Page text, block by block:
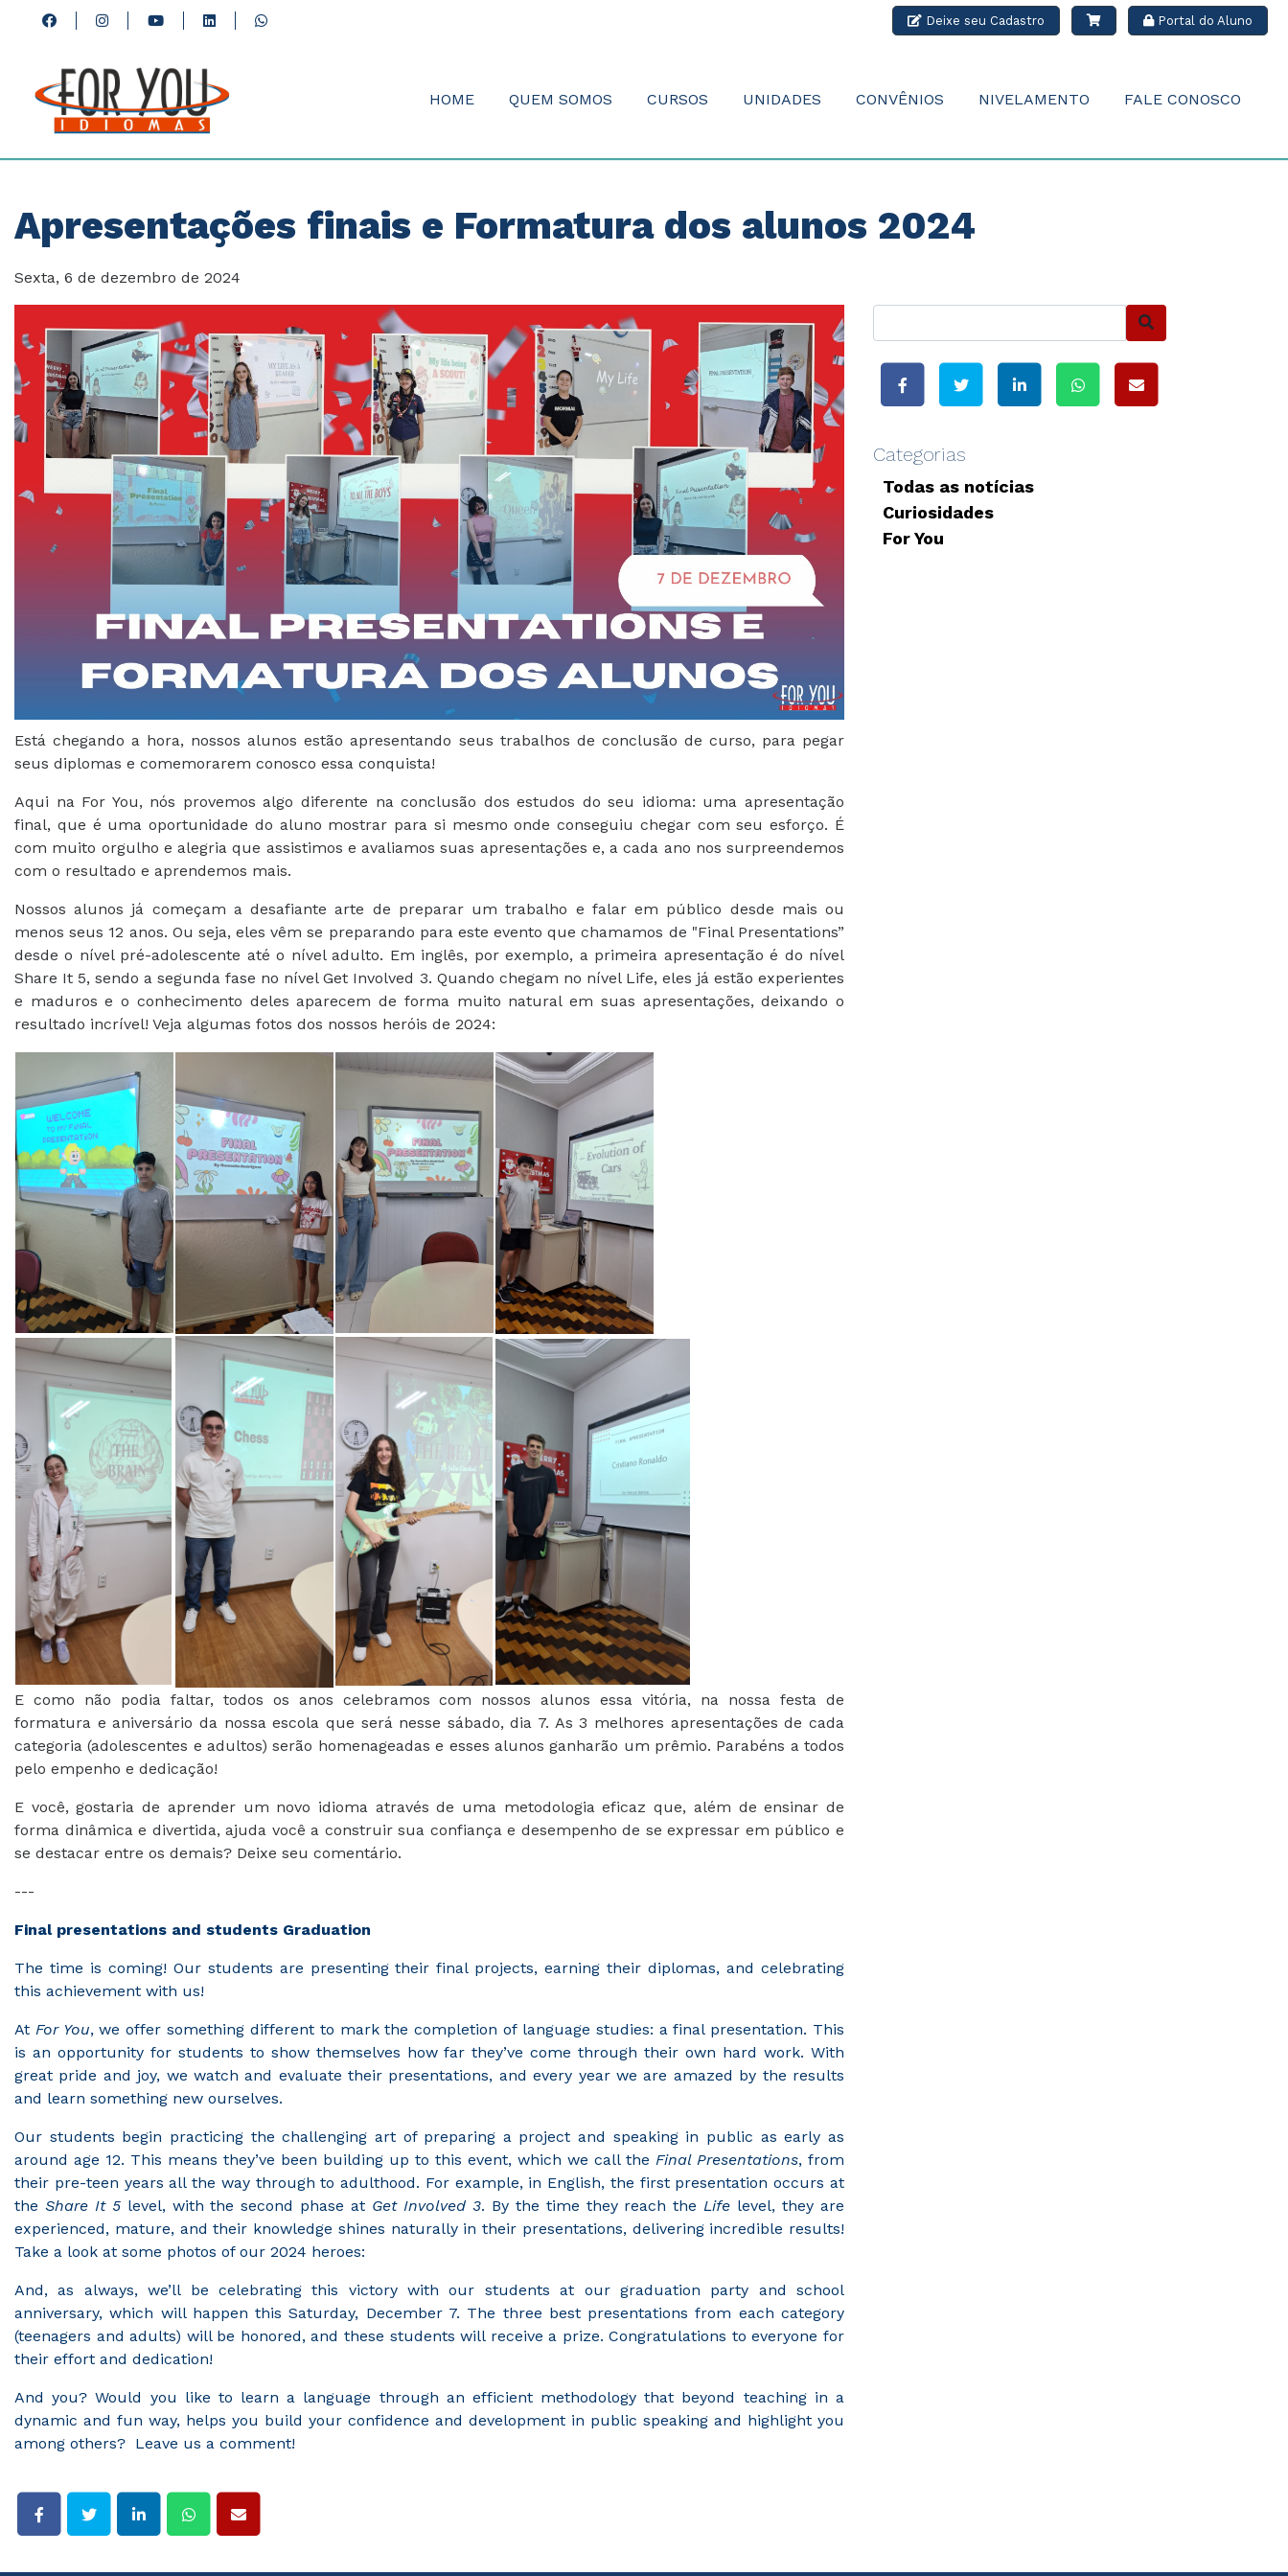
Deixe seu Cadastro Portal do Aluno
HOME QUEM SOMOS CURSOS UNIDADES CONVÊNIOS NIVELAMENTO FALE CONOSCO
Apresentações finais e Formatura dos alunos 2024
Sexta, 6 de dezembro de 2024
Está chegando a hora, nossos alunos estão apresentando seus trabalhos de conclusão de curso, para pegar
seus diplomas e comemorarem conosco essa conquista!
Aqui na For You, nós provemos algo diferente na conclusão dos estudos do seu idioma: uma apresentação
final, que é uma oportunidade do aluno mostrar para si mesmo onde conseguiu chegar com seu esforço. É
com muito orgulho e alegria que assistimos e avaliamos suas apresentações e, a cada ano nos surpreendemos
com o resultado e aprendemos mais.
Nossos alunos já começam a desafiante arte de preparar um trabalho e falar em público desde mais ou
menos seus 12 anos. Ou seja, eles vêm se preparando para este evento que chamamos de "Final Presentations”
desde o nível pré-adolescente até o nível adulto. Em inglês, por exemplo, a primeira apresentação é do nível
Share It 5, sendo a segunda fase no nível Get Involved 3. Quando chegam no nível Life, eles já estão experientes
e maduros e o conhecimento deles aparecem de forma muito natural em suas apresentações, deixando o
resultado incrível! Veja algumas fotos dos nossos heróis de 2024:
E como não podia faltar, todos os anos celebramos com nossos alunos essa vitória, na nossa festa de
formatura e aniversário da nossa escola que será nesse sábado, dia 7. As 3 melhores apresentações de cada
categoria (adolescentes e adultos) serão homenageadas e esses alunos ganharão um prêmio. Parabéns a todos
pelo empenho e dedicação!
E você, gostaria de aprender um novo idioma através de uma metodologia eficaz que, além de ensinar de
forma dinâmica e divertida, ajuda você a construir sua confiança e desempenho de se expressar em público e
se destacar entre os demais? Deixe seu comentário.
---
Final presentations and students Graduation
The time is coming! Our students are presenting their final projects, earning their diplomas, and celebrating
this achievement with us!
At For You, we offer something different to mark the completion of language studies: a final presentation. This
is an opportunity for students to show themselves how far they’ve come through their own hard work. With
great pride and joy, we watch and evaluate their presentations, and every year we are amazed by the results
and learn something new ourselves.
Our students begin practicing the challenging art of preparing a project and speaking in public as early as
around age 12. This means they’ve been building up to this event, which we call the Final Presentations, from
their pre-teen years all the way through to adulthood. For example, in English, the first presentation occurs at
the Share It 5level, with the second phase at Get Involved 3. By the time they reach theLife level, they are
experienced, mature, and their knowledge shines naturally in their presentations, delivering incredible results!
Take a look at some photos of our 2024 heroes:
And, as always, we’ll be celebrating this victory with our students at our graduation party and school
anniversary, which will happen this Saturday, December 7. The three best presentations from each category
(teenagers and adults) will be honored, and these students will receive a prize. Congratulations to everyone for
their effort and dedication!
And you? Would you like to learn a language through an efficient methodology that beyond teaching in a
dynamic and fun way, helps you build your confidence and development in public speaking and highlight you
among others? Leave us a comment!
Categorias
Todas as notícias
Curiosidades
For You